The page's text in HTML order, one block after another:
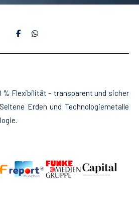
T
i
T
i
% Flexibilität – transparent und sicher
Erden und Technologiemetalle